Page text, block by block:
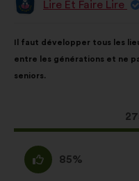
Propozycja:Lire Et Faire Lire
propozycji:
Il faut développer tous les
entre les générations et ne
seniors.
Ta
czym
głosy
rozłożyły
Zgadzam
się
85%